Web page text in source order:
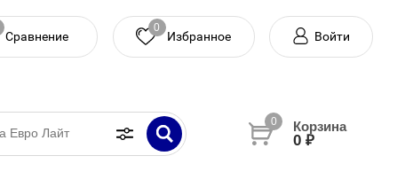
Сравнение
0
Войти
0
0 ₽